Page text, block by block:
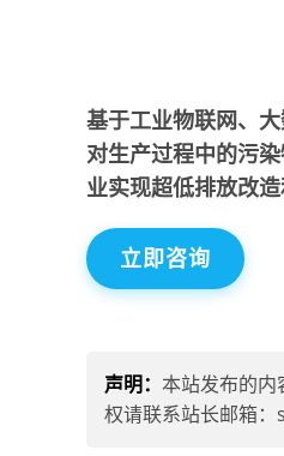
基于工业物联网、
对生产过程中的污
业实现超低排放改造
立即咨询
声明： 本站发布的内
权请联系站长邮箱：